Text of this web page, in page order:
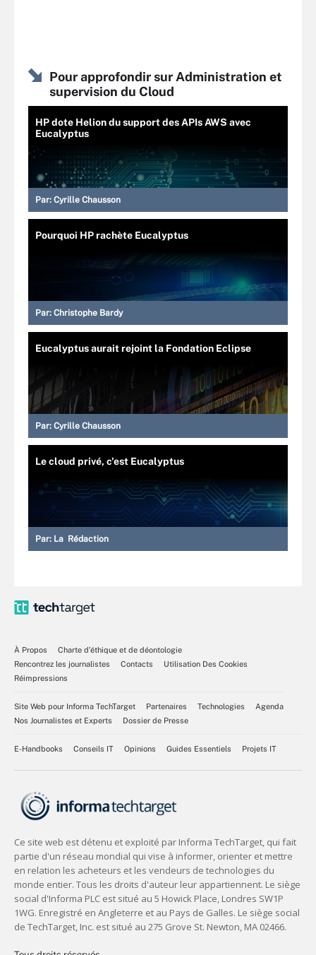
Pour approfondir sur Administration et
supervision du Cloud
HP dote Helion du support des APIs AWS avec
Eucalyptus
Par: Cyrille Chausson
Pourquoi HP rachète Eucalyptus
Par: Christophe Bardy
Eucalyptus aurait rejoint la Fondation Eclipse
Par: Cyrille Chausson
Le cloud privé, c'est Eucalyptus
Par: La Rédaction
À Propos
Charte d’éthique et de déontologie
Rencontrez les journalistes
Contacts
Utilisation Des Cookies
Réimpressions
Site Web pour Informa TechTarget Partenaires Technologies
Agenda
Nos Journalistes et Experts
Dossier de Presse
E-Handbooks Conseils IT Opinions Guides Essentiels Projets IT